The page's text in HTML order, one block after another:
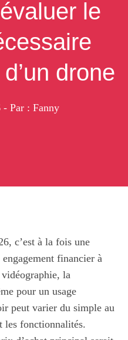
le
drone
- Par : Fanny
c’est à la fois une
financier à
la
pour un usage
peut varier du simple au
les fonctionnalités.